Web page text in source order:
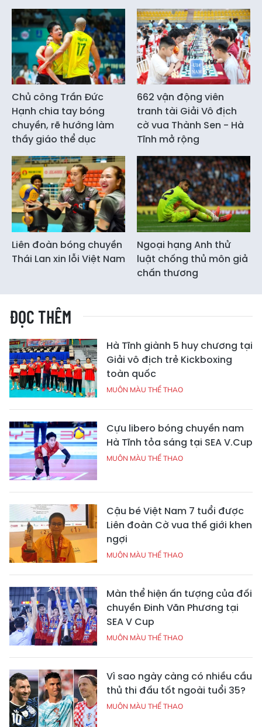
Chủ công Trần Đức
Hạnh chia tay bóng
chuyền, rẽ hướng làm
thầy giáo thể dục
662 vận động viên
tranh tài Giải Vô địch
cờ vua Thành Sen - Hà
Tĩnh mở rộng
Liên đoàn bóng chuyền
Thái Lan xin lỗi Việt Nam
Ngoại hạng Anh thử
luật chống thủ môn giả
chấn thương
ĐỌC THÊM
Hà Tĩnh giành 5 huy chương tại
Giải vô địch trẻ Kickboxing
toàn quốc
MUÔN MÀU THỂ THAO
Cựu libero bóng chuyền nam
Hà Tĩnh tỏa sáng tại SEA V.Cup
MUÔN MÀU THỂ THAO
Cậu bé Việt Nam 7 tuổi được
Liên đoàn Cờ vua thế giới khen
ngợi
MUÔN MÀU THỂ THAO
Màn thể hiện ấn tượng của đối
chuyền Đinh Văn Phương tại
SEA V Cup
MUÔN MÀU THỂ THAO
Vì sao ngày càng có nhiều cầu
thủ thi đấu tốt ngoài tuổi 35?
MUÔN MÀU THỂ THAO